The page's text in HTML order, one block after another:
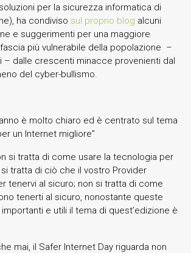
per la sicurezza informatica di
ha condiviso sul proprio blog alcuni
e suggerimenti per una maggiore
più vulnerabile della popolazione –
– dalle crescenti minacce provenienti dal
del cyber-bullismo.
è molto chiaro ed è centrato sul tema
un Internet migliore”
si tratta di come usare la tecnologia per
tratta di ciò che il vostro Provider
tenervi al sicuro; non si tratta di come
tenerti al sicuro, nonostante queste
e utili il tema di quest’edizione è
mai, il Safer Internet Day riguarda non